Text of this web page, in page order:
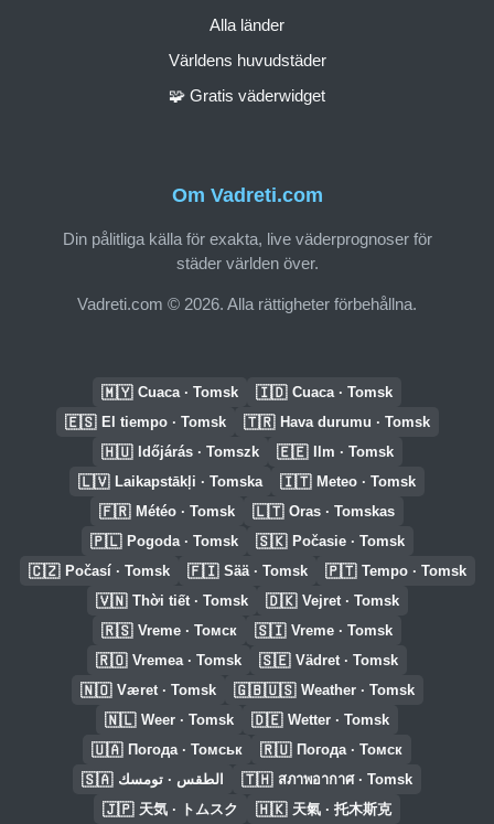
Om Vadreti.com
Din pålitliga källa för exakta, live väderprognoser för
städer världen över.
Vadreti.com © 2026. Alla rättigheter förbehållna.
Alla länder
Världens huvudstäder
🧩 Gratis väderwidget
🇲🇾 Cuaca · Tomsk 🇮🇩 Cuaca · Tomsk
🇪🇸 El tiempo · Tomsk 🇹🇷 Hava durumu · Tomsk
🇭🇺 Időjárás · Tomszk 🇪🇪 Ilm · Tomsk
🇱🇻 Laikapstākļi · Tomska 🇮🇹 Meteo · Tomsk
🇫🇷 Météo · Tomsk 🇱🇹 Oras · Tomskas
🇵🇱 Pogoda · Tomsk 🇸🇰 Počasie · Tomsk
🇨🇿 Počasí · Tomsk 🇫🇮 Sää · Tomsk 🇵🇹 Tempo · Tomsk
🇻🇳 Thời tiết · Tomsk 🇩🇰 Vejret · Tomsk
🇷🇸 Vreme · Томск 🇸🇮 Vreme · Tomsk
🇷🇴 Vremea · Tomsk 🇸🇪 Vädret · Tomsk
🇳🇴 Været · Tomsk 🇬🇧🇺🇸 Weather · Tomsk
🇳🇱 Weer · Tomsk 🇩🇪 Wetter · Tomsk
🇺🇦 Погода · Томськ 🇷🇺 Погода · Томск
🇸🇦 الطقس · تومسك 🇹🇭 สภาพอากาศ · Tomsk
🇯🇵 天気 · トムスク 🇭🇰 天氣 · 托木斯克